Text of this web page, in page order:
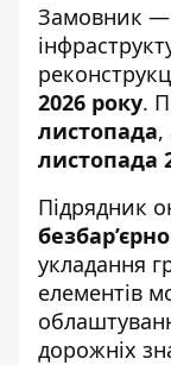
Замовник —
2026 року.
листопада,
листопада
Підрядник
укладання
елементів
дорожніх